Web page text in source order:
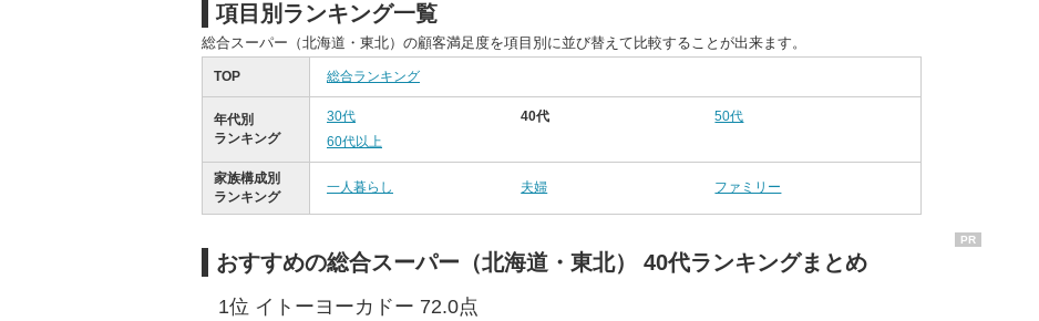
項目別ランキング一覧
総合スーパー（北海道・東北）の顧客満足度を項目別に並び替えて比較することが出来ます。
TOP 総合ランキング
年代別
ランキング
30代 40代
50代
60代以上
家族構成別
ランキング
一人暮らし 夫婦 ファミリー
おすすめの総合スーパー（北海道・東北） 40代ランキングまとめ
1位 イトーヨーカドー 72.0点
PR